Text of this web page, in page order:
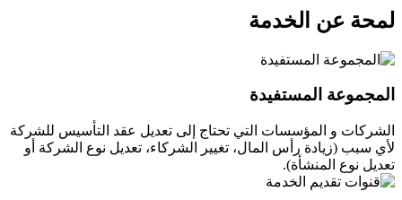
لمحة عن الخدمة
المجموعة المستفيدة
الشركات و المؤسسات التي تحتاج إلى تعديل عقد التأسيس للشركة
لأي سبب (زيادة رأس المال، تغيير الشركاء، تعديل نوع الشركة أو
تعديل نوع المنشأة).